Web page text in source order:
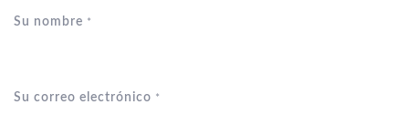
Su nombre *
Su correo electrónico *